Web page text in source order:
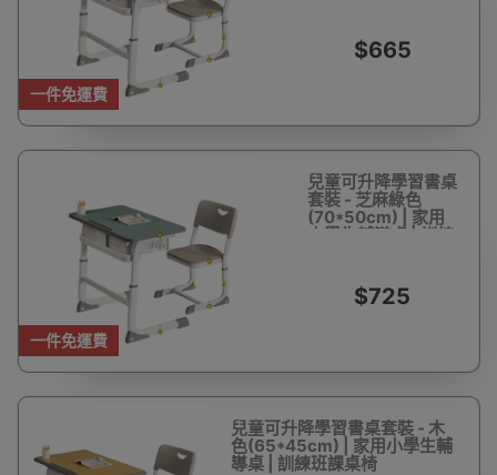
一件免運費
$665
一件免運費
兒童可升降學習書桌
套裝 - 芝麻綠色
(70*50cm) | 家用
小學生輔導桌 | 訓練
$725
兒童可升降學習書桌套裝 - 木
色(65*45cm) | 家用小學生輔
導桌 | 訓練班課桌椅